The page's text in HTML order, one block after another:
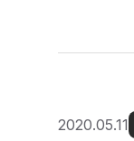
2020.05.11